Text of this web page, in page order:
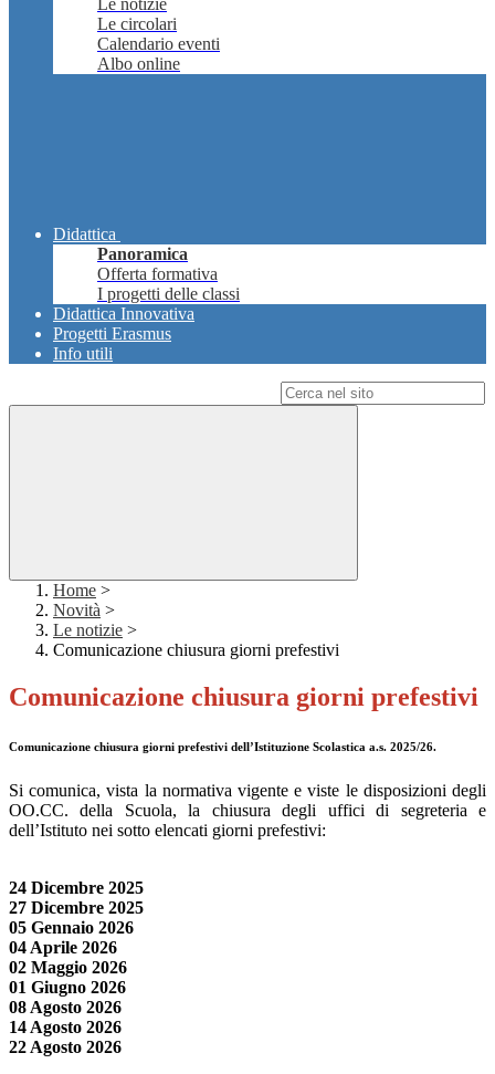
Le notizie
Le circolari
Calendario eventi
Albo online
Didattica
Panoramica
Offerta formativa
I progetti delle classi
Didattica Innovativa
Progetti Erasmus
Info utili
Home >
Novità >
Le notizie >
Comunicazione chiusura giorni prefestivi
Comunicazione chiusura giorni prefestivi
Comunicazione chiusura giorni prefestivi dell’Istituzione Scolastica a.s. 2025/26.
Si comunica, vista la normativa vigente e viste le disposizioni degli
OO.CC. della Scuola, la chiusura degli uffici di segreteria e
dell’Istituto nei sotto elencati giorni prefestivi:
24 Dicembre 2025
27 Dicembre 2025
05 Gennaio 2026
04 Aprile 2026
02 Maggio 2026
01 Giugno 2026
08 Agosto 2026
14 Agosto 2026
22 Agosto 2026